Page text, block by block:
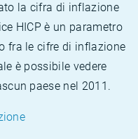
la cifra di inflazione
HICP è un parametro
fra le cifre di inflazione
è possibile vedere
paese nel 2011.